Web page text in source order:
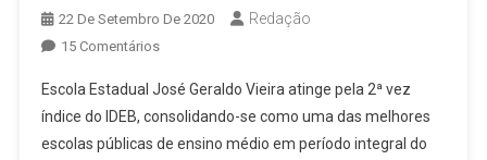
22 De Setembro De 2020 Redação
15 ComentáriosEm
Estadual
De
Osasco
Escola Estadual José Geraldo Vieira atinge pela 2ª vez
índice do IDEB, consolidando-se como uma das melhores
escolas públicas de ensino médio em período integral do